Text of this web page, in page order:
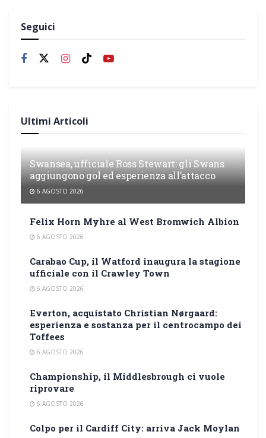
Seguici
Ultimi Articoli
Swansea, ufficiale Ross Stewart: gli Swans
aggiungono gol ed esperienza all’attacco
6 AGOSTO 2026
Felix Horn Myhre al West Bromwich Albion
6 AGOSTO 2026
Carabao Cup, il Watford inaugura la stagione
ufficiale con il Crawley Town
6 AGOSTO 2026
Everton, acquistato Christian Nørgaard:
esperienza e sostanza per il centrocampo dei
Toffees
6 AGOSTO 2026
Championship, il Middlesbrough ci vuole
riprovare
6 AGOSTO 2026
Colpo per il Cardiff City: arriva Jack Moylan